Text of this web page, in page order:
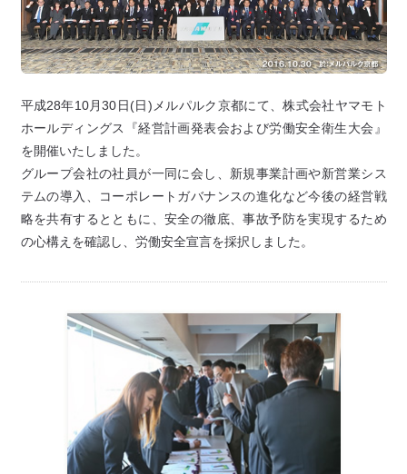
平成28年10月30日(日)メルパルク京都にて、株式会社ヤマモト
ホールディングス『経営計画発表会および労働安全衛生大会』
を開催いたしました。
グループ会社の社員が一同に会し、新規事業計画や新営業シス
テムの導入、コーポレートガバナンスの進化など今後の経営戦
略を共有するとともに、安全の徹底、事故予防を実現するため
の心構えを確認し、労働安全宣言を採択しました。